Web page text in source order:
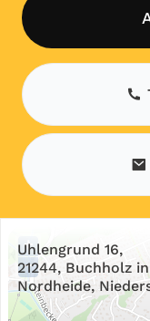
+
−
Uhlengrund 16,
21244, Buchholz
Nordheide,